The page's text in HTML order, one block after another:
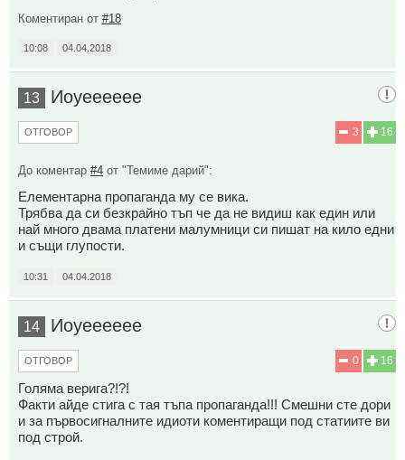
Коментиран от #18
10:08 04.04.2018
13 Иоуееееее
16
3
ОТГОВОР
До коментар #4 от "Темиме дарий":
Елементарна пропаганда му се вика.
Трябва да си безкрайно тъп че да не видиш как един или
най много двама платени малумници си пишат на кило едни
и същи глупости.
10:31 04.04.2018
14 Иоуееееее
16
0
ОТГОВОР
Голяма верига?!?!
Факти айде стига с тая тъпа пропаганда!!! Смешни сте дори
и за първосигналните идиоти коментиращи под статиите ви
под строй.